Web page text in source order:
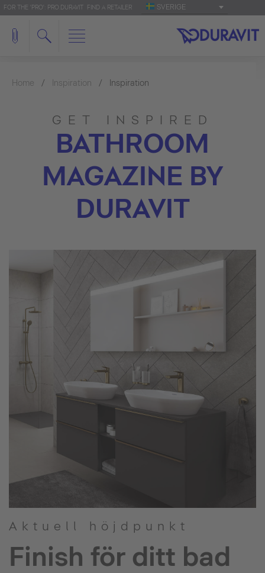
FOR THE 'PRO': PRO.DURAVIT FIND A RETAILER SVERIGE
Home Inspiration Inspiration
GET INSPIRED
BATHROOM
MAGAZINE BY
DURAVIT
Aktuell höjdpunkt
Finish för ditt bad